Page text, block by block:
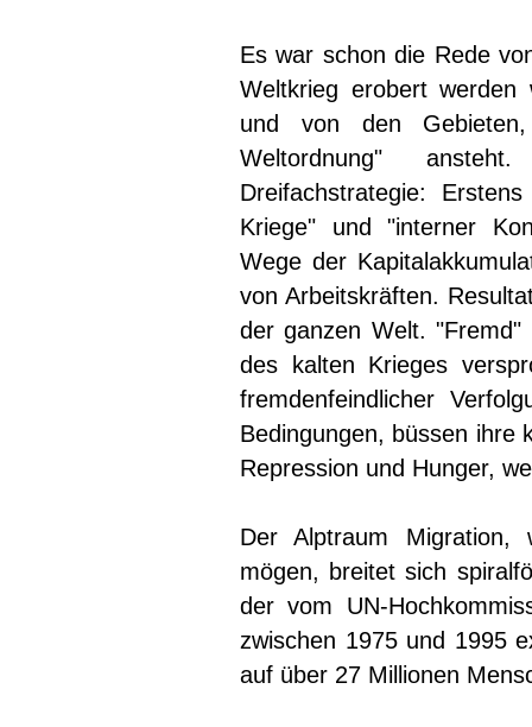
Es war schon die Rede
Weltkrieg erobert werden
und von den
Weltordnung"
Dreifachstrategie:
Kriege" und "interner
Wege der
von Arbeitskräften.
der ganzen Welt.
des kalten Krieges
fremdenfeindlicher
Bedingungen, büssen ihre
Repression und Hunger,
Der Alptraum Migration,
mögen, breitet sich
der vom UN-
zwischen 1975 und 1995
auf über 27 Millionen